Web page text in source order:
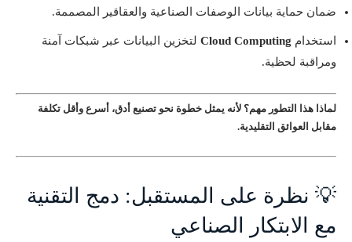
ضمان حماية بيانات الوصفات الصناعية والعقاقير المصممة.
استخدام Cloud Computing لتخزين البيانات عبر شبكات آمنة
ومراقبة لحظية.
لماذا هذا التطور مهم؟ لأنه يمثل خطوة نحو تصنيع أدق، أسرع وأقل تكلفة
مقابل العوائق التقليدية.
💡 نظرة على المستقبل: دمج التقنية
مع الابتكار الصناعي